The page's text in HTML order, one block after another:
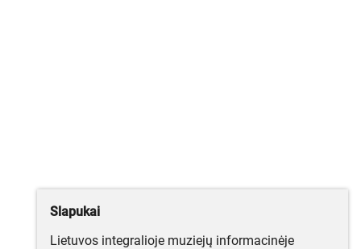
Slapukai
Lietuvos integralioje muziejų informacinėje